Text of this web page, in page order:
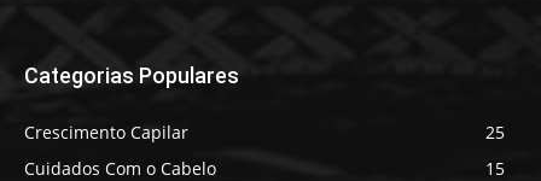
Categorias Populares
Crescimento Capilar
25
Cuidados Com o Cabelo
15